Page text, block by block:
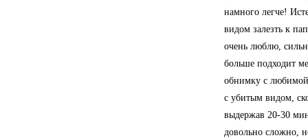
намного легче!
видом залезть к
очень люблю,
больше подходит
обнимку с
с убитым видом,
выдержав 20-30
довольно сложно,